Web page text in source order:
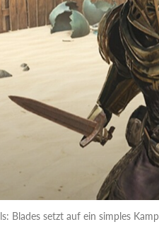
Blades setzt auf ein simples